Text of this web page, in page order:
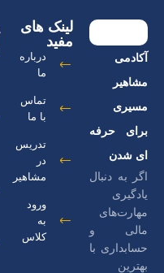
آکادمی
مشاهیر
مسیری
برای حرفه
ای شدن
اگر به دنبال
یادگیری
مهارت‌های
مالی و
حسابداری با
بهترین
لینک های
مفید
درباره
ما
تماس
با ما
تدریس
در
مشاهیر
ورود
به
کلاس